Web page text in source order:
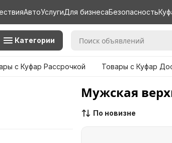
АвтоУслугиДля бизнесаБезопасность
Категории
с Куфар Рассрочкой Товары с Куфар
Мужская
По новизне